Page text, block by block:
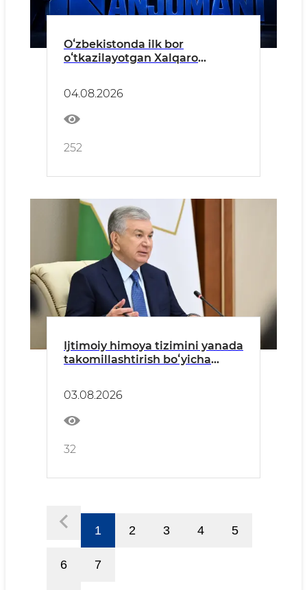
Oʻzbekistonda ilk bor
oʻtkazilayotgan Xalqaro
anjumani boʻlib oʻtadi
04.08.2026
252
Ijtimoiy himoya tizimini yanada
takomillashtirish boʻyicha
03.08.2026
32
1 2 3 4 5
6 7